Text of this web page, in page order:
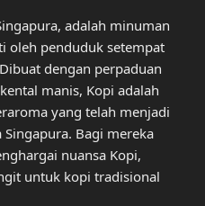
adalah minuman
oleh penduduk setempat
dengan perpaduan
manis, Kopi adalah
yang telah menjadi
Bagi mereka
nuansa Kopi,
untuk kopi tradisional